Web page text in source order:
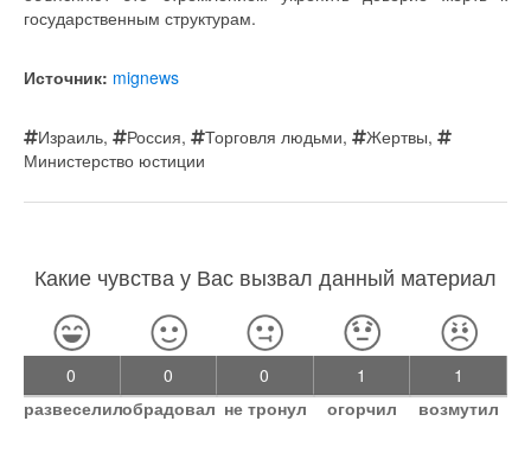
государственным структурам.
Источник: mignews
Израиль, Россия, Торговля людьми, Жертвы,
Министерство юстиции
Какие чувства у Вас вызвал данный материал
0
развеселил
0
обрадовал
0
не тронул
1
огорчил
1
возмутил